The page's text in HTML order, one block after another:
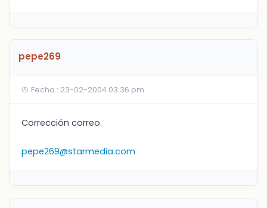
pepe269
Fecha : 23-02-2004 03:36 pm
Corrección correo.
pepe269@starmedia.com